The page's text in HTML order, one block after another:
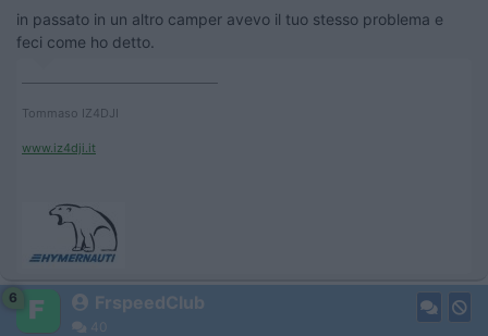
in passato in un altro camper avevo il tuo stesso problema e
feci come ho detto.
Tommaso IZ4DJI
www.iz4dji.it
6 FrspeedClub
40